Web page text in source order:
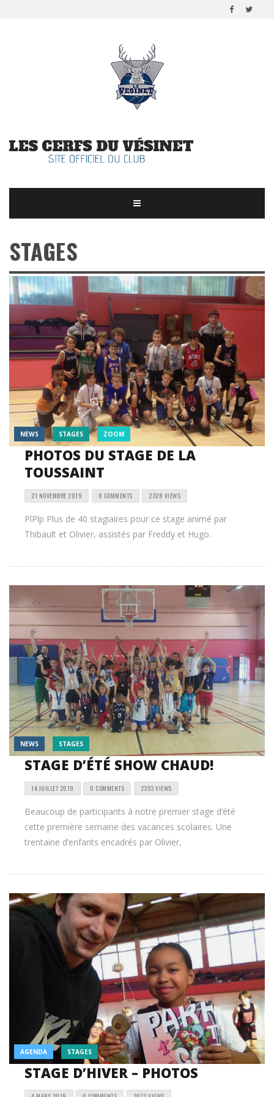
STAGES
NEWS STAGES ZOOM
PHOTOS DU STAGE DE LA
TOUSSAINT
21 NOVEMBRE 2019 0 COMMENTS 2328 VIEWS
PlPlp Plus de 40 stagiaires pour ce stage animé par
Thibault et Olivier, assistés par Freddy et Hugo.
NEWS STAGES
STAGE D’ÉTÉ SHOW CHAUD!
14 JUILLET 2019 0 COMMENTS 2353 VIEWS
Beaucoup de participants à notre premier stage d’été
cette première semaine des vacances scolaires. Une
trentaine d’enfants encadrés par Olivier,
AGENDA STAGES
STAGE D’HIVER – PHOTOS